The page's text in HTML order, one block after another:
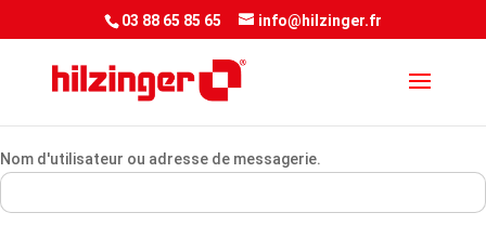
<script> jQuery(document).ready(function() { var downloadButton =
jQuery('.et-download-button');
downloadButton.each(function(index) {
jQuery(this).attr('download', ''); }); }); </script&gt
03 88 65 85 65 info@hilzinger.fr
Nom d'utilisateur ou adresse de messagerie.